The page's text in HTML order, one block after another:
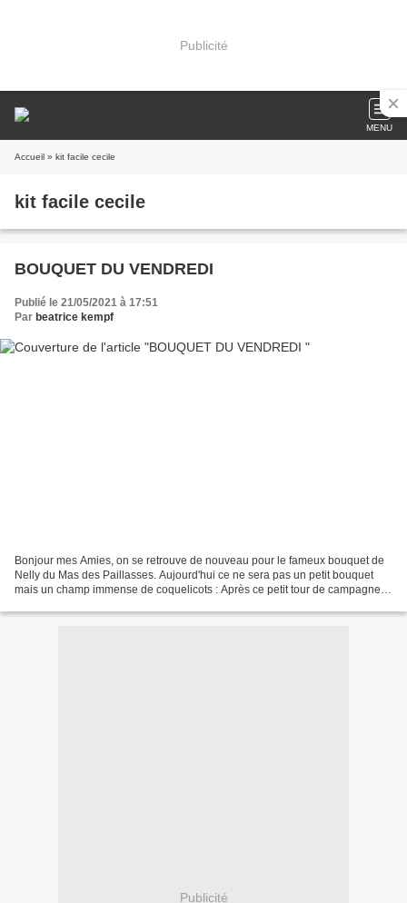
Publicité
MENU
Accueil » kit facile cecile
kit facile cecile
BOUQUET DU VENDREDI
Publié le 21/05/2021 à 17:51
Par beatrice kempf
Bonjour mes Amies, on se retrouve de nouveau pour le fameux bouquet de
Nelly du Mas des Paillasses. Aujourd'hui ce ne sera pas un petit bouquet
mais un champ immense de coquelicots : Après ce petit tour de campagne
Publicité